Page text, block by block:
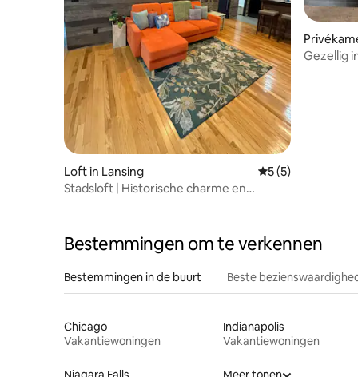
Loft in Lansing Gemiddelde
5 (5)
Stadsloft | Historische charme en
Gezellig
Bestemmingen om te verkennen
Bestemmingen in de buurt Beste
Chicago
Vakantiewoningen
Indianapolis
Vakantiewoningen